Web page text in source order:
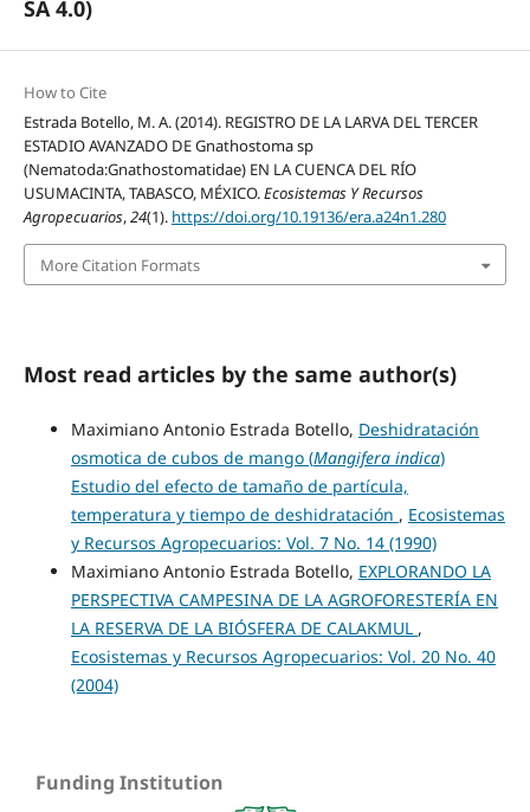
SA 4.0)
How to Cite
Estrada Botello, M. A. (2014). REGISTRO DE LA LARVA DEL TERCER
ESTADIO AVANZADO DE Gnathostoma sp
(Nematoda:Gnathostomatidae) EN LA CUENCA DEL RÍO
USUMACINTA, TABASCO, MÉXICO.Ecosistemas Y Recursos
Agropecuarios,24(1). https://doi.org/10.19136/era.a24n1.280
More Citation Formats
Most read articles by the same author(s)
Maximiano Antonio Estrada Botello, Deshidratación
osmotica de cubos de mango (Mangifera indica)
Estudio del efecto de tamaño de partícula,
temperatura y tiempo de deshidratación , Ecosistemas
y Recursos Agropecuarios: Vol. 7 No. 14 (1990)
Maximiano Antonio Estrada Botello, EXPLORANDO LA
PERSPECTIVA CAMPESINA DE LA AGROFORESTERÍA EN
LA RESERVA DE LA BIÓSFERA DE CALAKMUL ,
Ecosistemas y Recursos Agropecuarios: Vol. 20 No. 40
(2004)
Funding Institution